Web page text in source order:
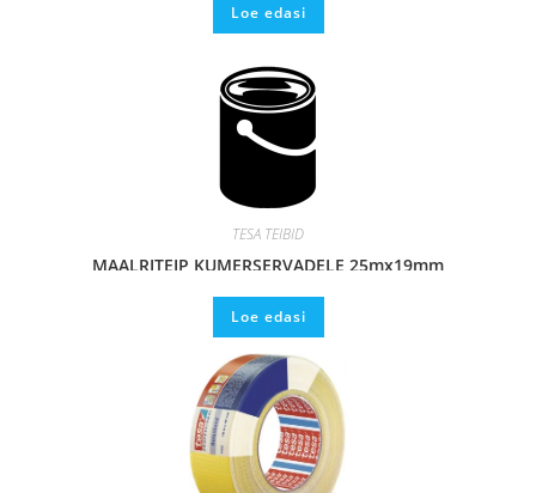
Loe edasi
TESA TEIBID
MAALRITEIP KUMERSERVADELE 25mx19mm
Loe edasi